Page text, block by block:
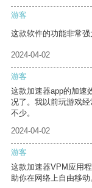
游客
这款软件的功能非常强
2024-04-02
游客
这款加速器app的加速
况了。我以前玩游戏
不少。
2024-04-02
游客
这款加速器VPM应用
助你在网络上自由移动